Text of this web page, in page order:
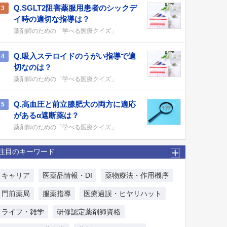
3
Q.SGLT2阻害薬服用患者のシックデ
イ時の適切な指導は？
薬剤師のための「学べる医療クイズ」
4
Q.吸入ステロイドのうがい指導で適
切なのは？
薬剤師のための「学べる医療クイズ」
5
Q.高血圧と前立腺肥大の両方に適応
があるα遮断薬は？
薬剤師のための「学べる医療クイズ」
目のキーワード
キャリア 医薬品情報・DI 薬物療法・作用機序
門前薬局 服薬指導 医療過誤・ヒヤリハット
ライフ・雑学 研修認定薬剤師資格